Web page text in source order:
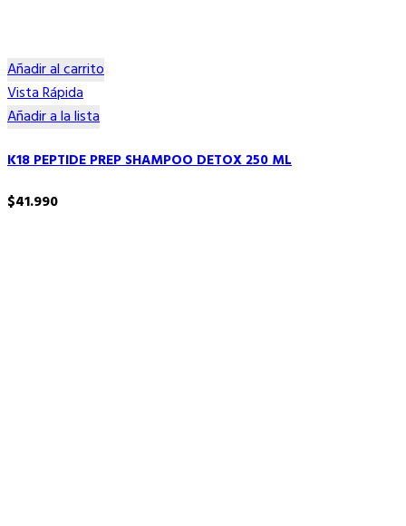
Añadir al carrito
Vista Rápida
Añadir a la lista
K18 PEPTIDE PREP SHAMPOO DETOX 250 ML
$41.990